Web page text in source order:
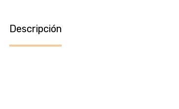
Descripción